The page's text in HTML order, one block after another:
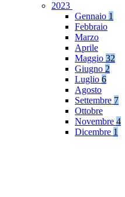
2023
Gennaio 1
Febbraio
Marzo
Aprile
Maggio 32
Giugno 2
Luglio 6
Agosto
Settembre 7
Ottobre
Novembre 4
Dicembre 1